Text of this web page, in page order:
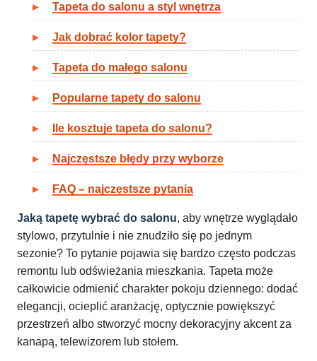
Tapeta do salonu a styl wnętrza
Jak dobrać kolor tapety?
Tapeta do małego salonu
Popularne tapety do salonu
Ile kosztuje tapeta do salonu?
Najczęstsze błędy przy wyborze
FAQ – najczęstsze pytania
Jaką tapetę wybrać do salonu, aby wnętrze wyglądało
stylowo, przytulnie i nie znudziło się po jednym
sezonie? To pytanie pojawia się bardzo często podczas
remontu lub odświeżania mieszkania. Tapeta może
całkowicie odmienić charakter pokoju dziennego: dodać
elegancji, ocieplić aranżację, optycznie powiększyć
przestrzeń albo stworzyć mocny dekoracyjny akcent za
kanapą, telewizorem lub stołem.